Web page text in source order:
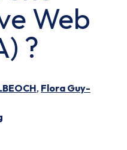
Web
?
, Flora Guy-